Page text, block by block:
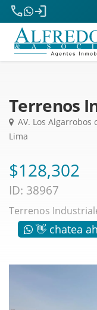
phone
login
Terrenos
AV. Los Algarrobos
Lima
$128,302
ID: 38967
Terrenos